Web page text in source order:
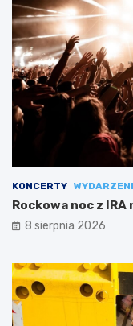
KONCERTY
Rockowa noc z
8 sierpnia 2026